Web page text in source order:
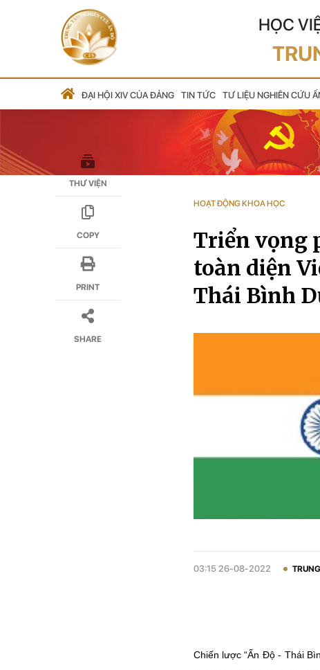
HỌC
ĐẠI HỘI XIV CỦA ĐẢNG TIN TỨC TƯ LIỆU NGHIÊN CỨU
HOẠT ĐỘNG KHOA HỌC
THƯ VIỆN
COPY
PRINT
SHARE
Triển vọng
toàn diện
Thái Bình
03:15 26-08-2022
Chiến lược “Ấn Độ - Thái